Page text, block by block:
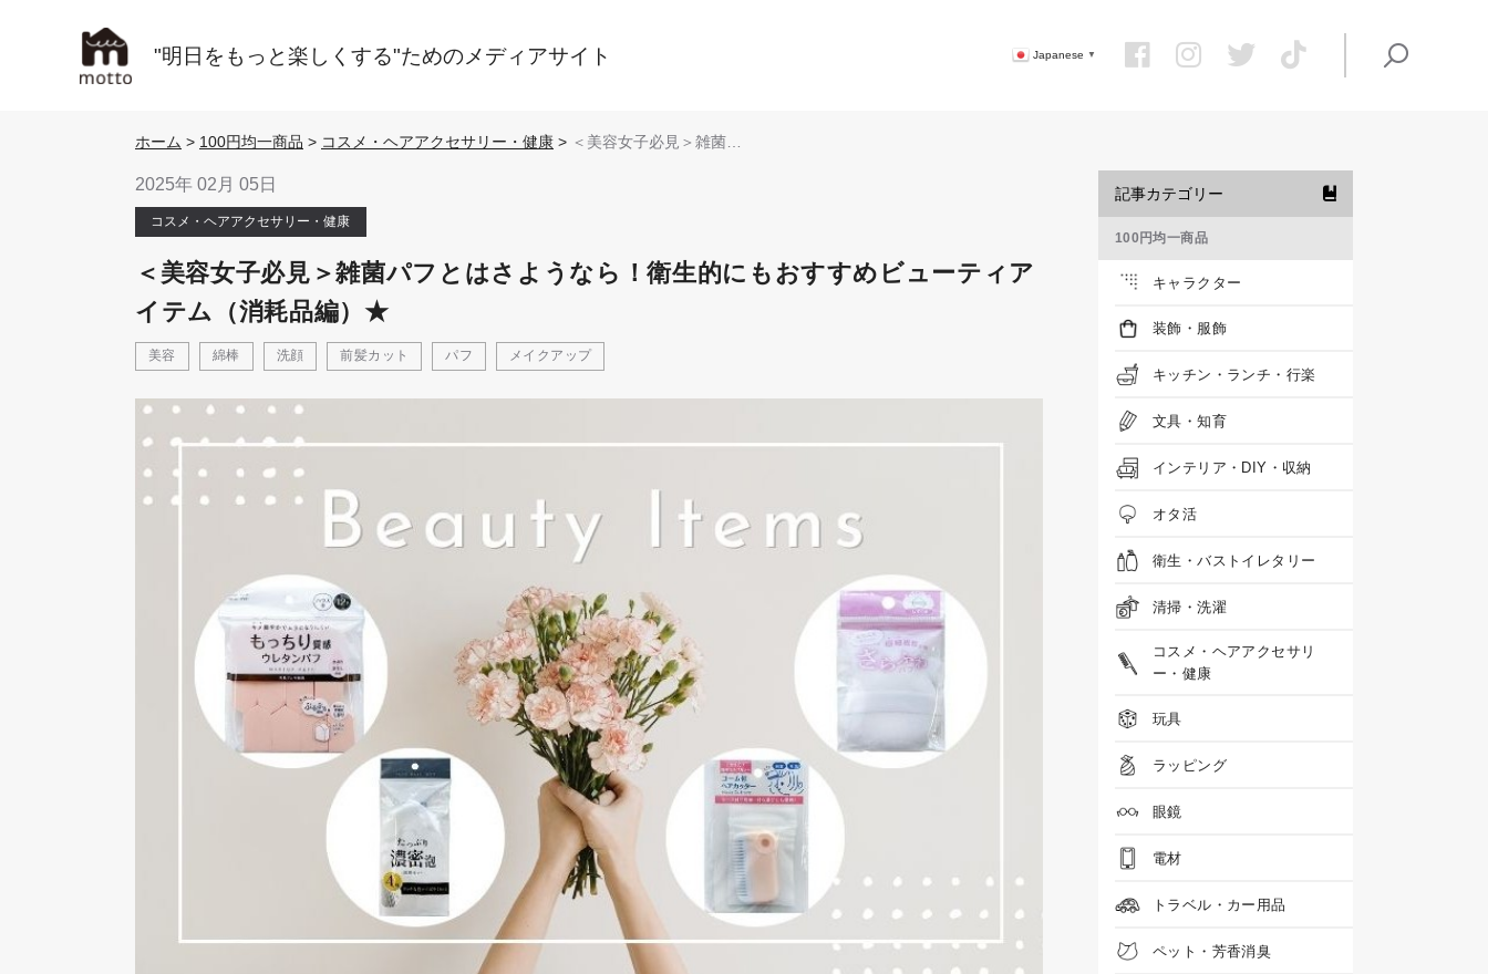
"明日をもっと楽しくする"ためのメディアサイト Japanese ▼
ホーム > 100円均一商品 > コスメ・ヘアアクセサリー・健康 > ＜美容女子必見＞雑菌パ
2025年 02月 05日
コスメ・ヘアアクセサリー・健康
＜美容女子必見＞雑菌パフとはさようなら！衛生的にもおすすめビューティア
イテム（消耗品編）★
美容 綿棒 洗顔 前髪カット パフ メイクアップ
記事カテゴリー
100円均一商品
キャラクター
装飾・服飾
キッチン・ランチ・行楽
文具・知育
インテリア・DIY・収納
オタ活
衛生・バストイレタリー
清掃・洗濯
コスメ・ヘアアクセサリ
ー・健康
玩具
ラッピング
眼鏡
電材
トラベル・カー用品
ペット・芳香消臭